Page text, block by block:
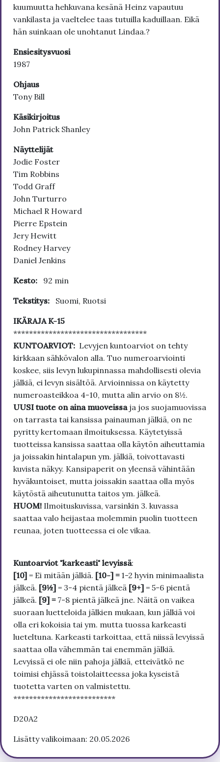
kuumuutta hehkuvana kesänä Heinz vapautuu
vankilasta ja vaeltelee taas tutuilla kaduillaan. Eikä
hän suinkaan ole unohtanut Lindaa.?
Ensiesitysvuosi
1987
Ohjaus
Tony Bill
Käsikirjoitus
John Patrick Shanley
Näyttelijät
Jodie Foster
Tim Robbins
Todd Graff
John Turturro
Michael R Howard
Pierre Epstein
Jery Hewitt
Rodney Harvey
Daniel Jenkins
Kesto: 92 min
Tekstitys: Suomi, Ruotsi
IKÄRAJA K-15
**********************************
KUNTOARVIOT: Levyjen kuntoarviot on tehty
kirkkaan sähkövalon alla. Tuo numeroarviointi
koskee, siis levyn lukupinnassa mahdollisesti olevia
jälkiä, ei levyn sisältöä. Arvioinnissa on käytetty
numeroasteikkoa 4-10, mutta alin arvio on 8½.
UUSI tuote on aina muoveissa ja jos suojamuovissa
on tarrasta tai kansissa painauman jälkiä, on ne
pyritty kertomaan ilmoituksessa. Käytetyissä
tuotteissa kansissa saattaa olla käytön aiheuttamia
ja joissakin hintalapun ym. jälkiä, toivottavasti
kuvista näkyy. Kansipaperit on yleensä vähintään
hyväkuntoiset, mutta joissakin saattaa olla myös
käytöstä aiheutunutta taitos ym. jälkeä.
HUOM! Ilmoituskuvissa, varsinkin 3. kuvassa
saattaa valo heijastaa molemmin puolin tuotteen
reunaa, joten tuotteessa ei ole vikaa.
Kuntoarviot "karkeasti" levyissä:
[10] = Ei mitään jälkiä. [10-] = 1-2 hyvin minimaalista
jälkeä. [9½] = 3-4 pientä jälkeä [9+] = 5-6 pientä
jälkeä. [9] = 7-8 pientä jälkeä jne. Näitä on vaikea
suoraan luetteloida jälkien mukaan, kun jälkiä voi
olla eri kokoisia tai ym. mutta tuossa karkeasti
lueteltuna. Karkeasti tarkoittaa, että niissä levyissä
saattaa olla vähemmän tai enemmän jälkiä.
Levyissä ei ole niin pahoja jälkiä, etteivätkö ne
toimisi ehjässä toistolaitteessa joka kyseistä
tuotetta varten on valmistettu.
**************************
D20A2
Lisätty valikoimaan: 20.05.2026